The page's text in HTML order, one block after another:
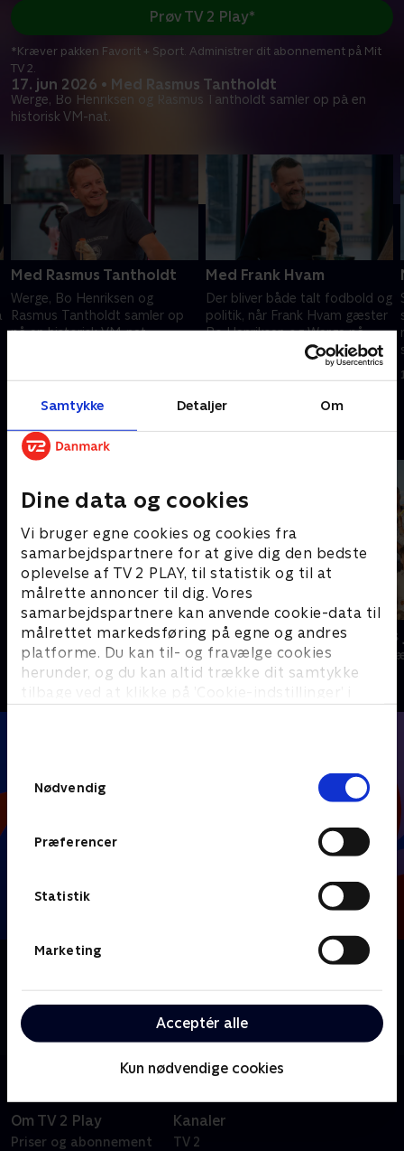
Samtykke Detaljer Om
Dine data og cookies
Vi bruger egne cookies og cookies fra
samarbejdspartnere for at give dig den bedste
oplevelse af TV 2 PLAY, til statistik og til at
målrette annoncer til dig. Vores
samarbejdspartnere kan anvende cookie-data til
målrettet markedsføring på egne og andres
platforme. Du kan til- og fravælge cookies
herunder, og du kan altid trække dit samtykke
tilbage ved at klikke på ’Cookie-indstillinger’ i
Nødvendig
Præferencer
Statistik
Marketing
Acceptér alle
Kun nødvendige cookies
17. jun 2026 • Med Rasmus Tantholdt
Werge, Bo Henriksen og Rasmus Tantholdt samler op på en
historisk VM-nat.
Prøv TV 2 Play*
*Kræver pakken Favorit + Sport. Administrer dit abonnement på Mit
TV 2.
Med Rasmus Tantholdt
Werge, Bo Henriksen og
Rasmus Tantholdt samler op
på en historisk VM-nat.
Med Frank Hvam
Der bliver både talt fodbold og
politik, når Frank Hvam gæster
Bo Henriksen og Werge på
Andre så også
Klovn
Komedie • 11 sæsoner
24
TV-Shows • 1
kendte gæster zoome de ind på det gode, det dårlige
og det absurde ved verdens største fodboldfest.
Om TV 2 Play
Priser og abonnement
Kanaler
TV 2